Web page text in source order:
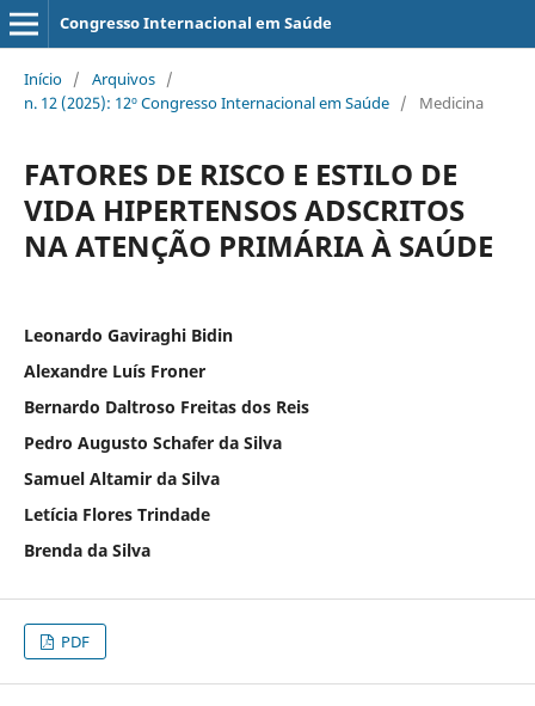
Congresso Internacional em Saúde
Início / Arquivos /
n. 12 (2025): 12º Congresso Internacional em Saúde / Medicina
FATORES DE RISCO E ESTILO DE
VIDA HIPERTENSOS ADSCRITOS
NA ATENÇÃO PRIMÁRIA À SAÚDE
Leonardo Gaviraghi Bidin
Alexandre Luís Froner
Bernardo Daltroso Freitas dos Reis
Pedro Augusto Schafer da Silva
Samuel Altamir da Silva
Letícia Flores Trindade
Brenda da Silva
PDF